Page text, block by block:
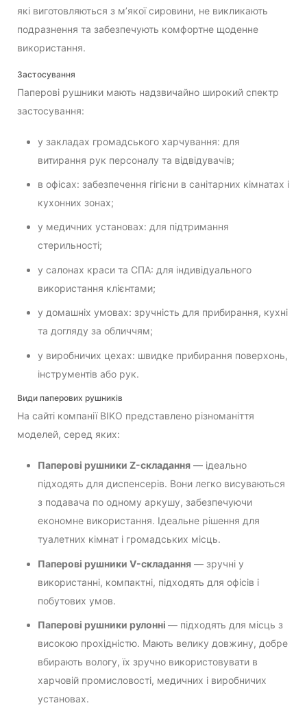
які виготовляються з м’якої сировини, не викликають
подразнення та забезпечують комфортне щоденне
використання.
Застосування
Паперові рушники мають надзвичайно широкий спектр
застосування:
у закладах громадського харчування: для
витирання рук персоналу та відвідувачів;
в офісах: забезпечення гігієни в санітарних кімнатах і
кухонних зонах;
у медичних установах: для підтримання
стерильності;
у салонах краси та СПА: для індивідуального
використання клієнтами;
у домашніх умовах: зручність для прибирання, кухні
та догляду за обличчям;
у виробничих цехах: швидке прибирання поверхонь,
інструментів або рук.
Види паперових рушників
На сайті компанії BIKO представлено різноманіття
моделей, серед яких:
Паперові рушники Z-складання — ідеально
підходять для диспенсерів. Вони легко висуваються
з подавача по одному аркушу, забезпечуючи
економне використання. Ідеальне рішення для
туалетних кімнат і громадських місць.
Паперові рушники V-складання — зручні у
використанні, компактні, підходять для офісів і
побутових умов.
Паперові рушники рулонні — підходять для місць з
високою прохідністю. Мають велику довжину, добре
вбирають вологу, їх зручно використовувати в
харчовій промисловості, медичних і виробничих
установах.